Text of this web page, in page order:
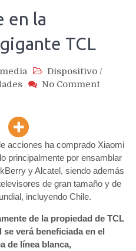
en la
TCL
Dispositivo /
No Commenton
del
gigante
TCL
acciones ha comprado Xiaomi
principalmente por ensamblar
y Alcatel, siendo además
de gran tamaño y de
incluyendo Chile.
de la propiedad de TCL
verá beneficiada en el
de línea blanca,